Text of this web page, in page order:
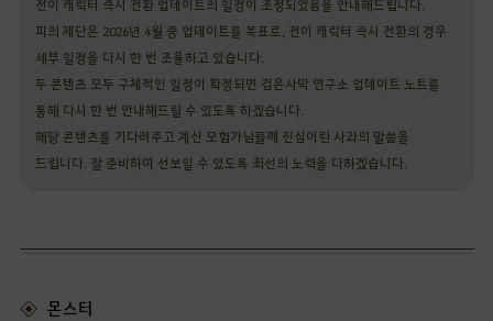
전이 캐릭터 즉시 전환 업데이트의 일정이 조정되었음을 안내해드립니다.
피의 제단은 2026년 4월 중 업데이트를 목표로, 전이 캐릭터 즉시 전환의 경우
세부 일정을 다시 한 번 조율하고 있습니다.
두 콘텐츠 모두 구체적인 일정이 확정되면 검은사막 연구소 업데이트 노트를
통해 다시 한 번 안내해드릴 수 있도록 하겠습니다.
해당 콘텐츠를 기다려주고 계신 모험가님들께 진심어린 사과의 말씀을
드립니다. 잘 준비하여 선보일 수 있도록 최선의 노력을 다하겠습니다.
몬스터